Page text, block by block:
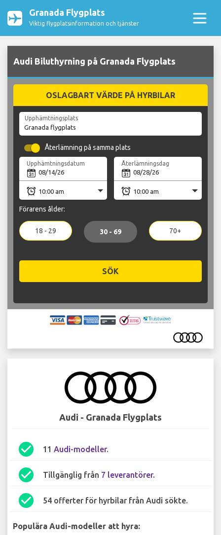
Granada Flygplats
Viktig flygplatsinformation och tjänster
Audi Biluthyrning på Granada Flygplats
OSLAGBART VÄRDE PÅ HYRBILAR
Upphämtningsplats
Återlämning på samma plats
Upphämtningsdatum Återlämningsdag
Förarens ålder:
18 - 29 30 - 69 70+
SÖK
Audi - Granada Flygplats
check_circle 11 Audi-modeller.
check_circle Tillgänglig från 7 leverantörer.
check_circle 54 offerter för hyrbilar från Audi sökte.
Populära Audi-modeller att hyra: